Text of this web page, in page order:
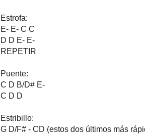
Estrofa:
E- E- C C
D D E- E-
REPETIR
Puente:
C D B/D# E-
C D D
Estribillo:
G D/F# - CD (estos dos últimos más